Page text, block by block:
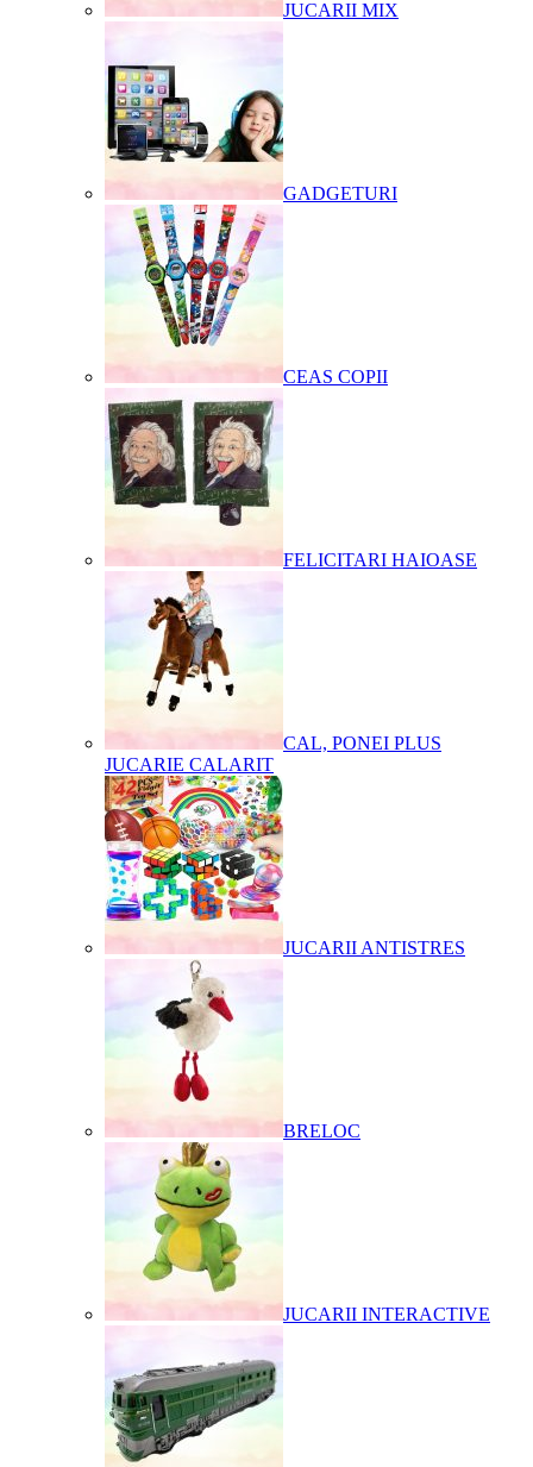
JUCARII MIX
GADGETURI
CEAS COPII
FELICITARI HAIOASE
CAL, PONEI PLUS
JUCARIE CALARIT
JUCARII ANTISTRES
BRELOC
JUCARII INTERACTIVE